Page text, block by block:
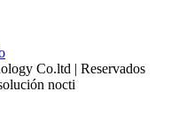
Co.ltd | Reservados
nocti